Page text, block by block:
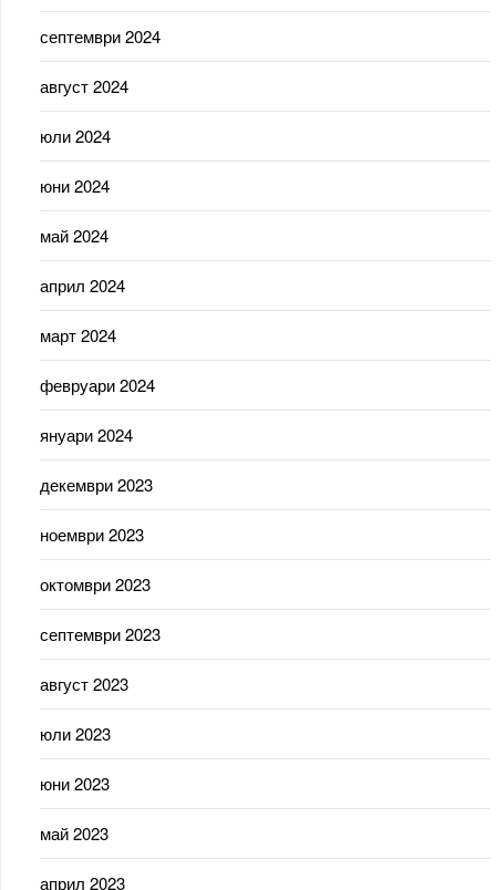
септември 2024
август 2024
юли 2024
юни 2024
май 2024
април 2024
март 2024
февруари 2024
януари 2024
декември 2023
ноември 2023
октомври 2023
септември 2023
август 2023
юли 2023
юни 2023
май 2023
април 2023